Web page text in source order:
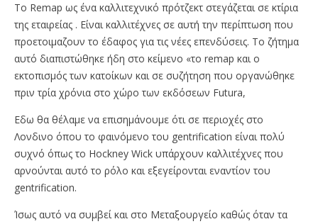
Το Remap ως ένα καλλιτεχνικό πρότζεκτ στεγάζεται σε κτίρια
της εταιρείας . Είναι καλλιτέχνες σε αυτή την περίπτωση που
προετοιμαζουν το έδαφος για τις νέες επενδύσεις. Το ζήτημα
αυτό διαπιστώθηκε ήδη στο κείμενο «το remap και ο
εκτοπισμός των κατοίκων και σε συζήτηση που οργανώθηκε
πριν τρία χρόνια στο χώρο των εκδόσεων Futura,
Εδω θα θέλαμε να επισημάνουμε ότι σε περιοχές στο
Λονδινο όπου το φαινόμενο του gentrification είναι πολύ
συχνό όπως το Hockney Wick υπάρχουν καλλιτέχνες που
αρνούνται αυτό το ρόλο και εξεγείρονται εναντίον του
gentrification.
Ίσως αυτό να συμβεί και στο Μεταξουργείο καθώς όταν τα